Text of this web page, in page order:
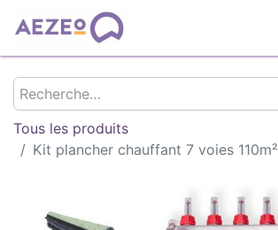
Tous les produits
Kit plancher chauffant 7 voies 110m²